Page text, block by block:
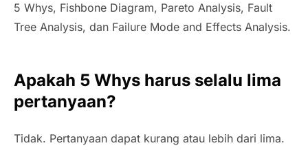
5 Whys, Fishbone Diagram, Pareto Analysis, Fault
Tree Analysis, dan Failure Mode and Effects Analysis.
Apakah 5 Whys harus selalu lima
pertanyaan?
Tidak. Pertanyaan dapat kurang atau lebih dari lima.